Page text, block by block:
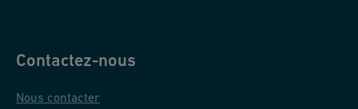
Contactez-nous
Nous contacter